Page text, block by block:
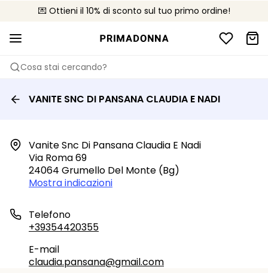
💌 Ottieni il 10% di sconto sul tuo primo ordine!
🚚 Consegna gratuita sopra i €75
📦 Resi gratuiti
Cosa stai cercando?
VANITE SNC DI PANSANA CLAUDIA E NADI
Vanite Snc Di Pansana Claudia E Nadi
Via Roma 69
24064 Grumello Del Monte (bg)
Mostra indicazioni
Telefono
+39354420355
E-mail
claudia.pansana@gmail.com